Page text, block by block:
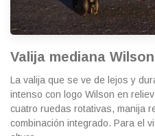
Valija mediana
La valija que se ve de lejos y
intenso con logo Wilson en
cuatro ruedas rotativas, manija
combinación integrado. Para el